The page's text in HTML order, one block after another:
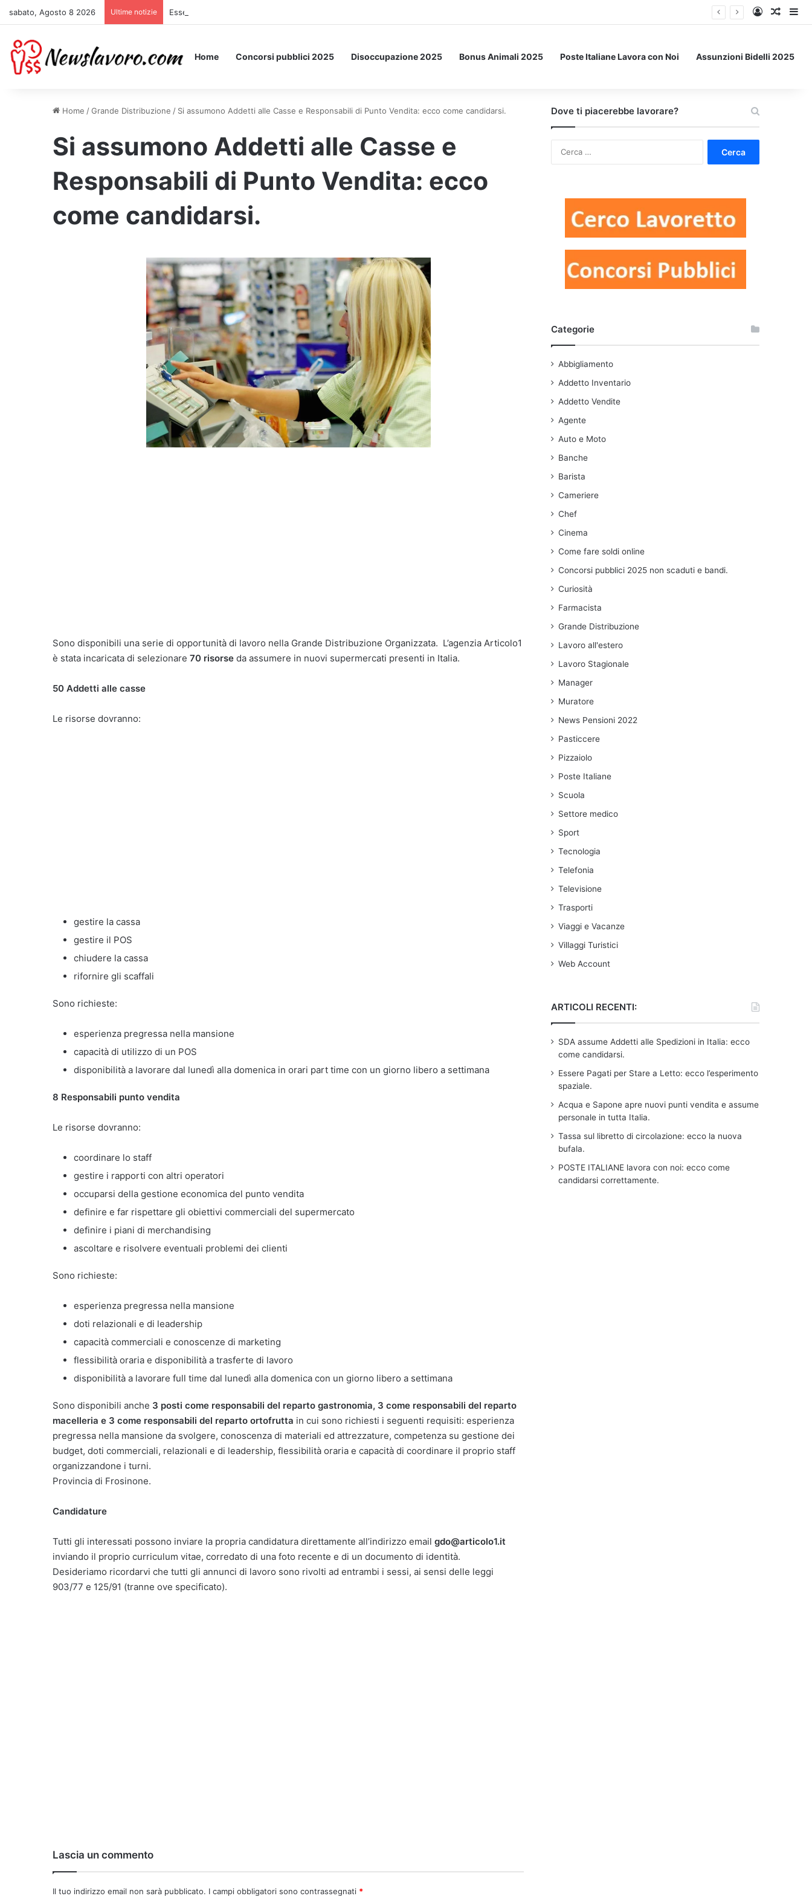
sabato, Agosto 8 2026 Ultime notizie Essere Pagati per Stare a Letto: ecco l’esperimento spaziale. Accedi
Un
Home Concorsi pubblici 2025 Disoccupazione 2025 Bonus Animali 2025 Poste Italiane Lavora con Noi Assunzioni Bidelli 2025
Home /Grande Distribuzione / Si assumono Addetti alle Casse e Responsabili di Punto Vendita: ecco come candidarsi.
Si assumono Addetti alle Casse e
Responsabili di Punto Vendita: ecco
come candidarsi.
Sono disponibili una serie di opportunità di lavoro nella Grande Distribuzione Organizzata. L’agenzia Articolo1
è stata incaricata di selezionare 70 risorse da assumere in nuovi supermercati presenti in Italia.
50 Addetti alle casse
Le risorse dovranno:
gestire la cassa
gestire il POS
chiudere la cassa
rifornire gli scaffali
Sono richieste:
esperienza pregressa nella mansione
capacità di utilizzo di un POS
disponibilità a lavorare dal lunedì alla domenica in orari part time con un giorno libero a settimana
8 Responsabili punto vendita
Le risorse dovranno:
coordinare lo staff
gestire i rapporti con altri operatori
occuparsi della gestione economica del punto vendita
definire e far rispettare gli obiettivi commerciali del supermercato
definire i piani di merchandising
ascoltare e risolvere eventuali problemi dei clienti
Sono richieste:
esperienza pregressa nella mansione
doti relazionali e di leadership
capacità commerciali e conoscenze di marketing
flessibilità oraria e disponibilità a trasferte di lavoro
disponibilità a lavorare full time dal lunedì alla domenica con un giorno libero a settimana
Sono disponibili anche 3 posti come responsabili del reparto gastronomia, 3 come responsabili del reparto
macelleria e 3 come responsabili del reparto ortofrutta in cui sono richiesti i seguenti requisiti: esperienza
pregressa nella mansione da svolgere, conoscenza di materiali ed attrezzature, competenza su gestione dei
budget, doti commerciali, relazionali e di leadership, flessibilità oraria e capacità di coordinare il proprio staff
organizzandone i turni.
Provincia di Frosinone.
Candidature
Tutti gli interessati possono inviare la propria candidatura direttamente all’indirizzo email gdo@articolo1.it
inviando il proprio curriculum vitae, corredato di una foto recente e di un documento di identità.
Desideriamo ricordarvi che tutti gli annunci di lavoro sono rivolti ad entrambi i sessi, ai sensi delle leggi
903/77 e 125/91 (tranne ove specificato).
Lascia un commento
Il tuo indirizzo email non sarà pubblicato. I campi obbligatori sono contrassegnati *
Dove ti piacerebbe lavorare?
Categorie
Abbigliamento
Addetto Inventario
Addetto Vendite
Agente
Auto e Moto
Banche
Barista
Cameriere
Chef
Cinema
Come fare soldi online
Concorsi pubblici 2025 non scaduti e bandi.
Curiosità
Farmacista
Grande Distribuzione
Lavoro all'estero
Lavoro Stagionale
Manager
Muratore
News Pensioni 2022
Pasticcere
Pizzaiolo
Poste Italiane
Scuola
Settore medico
Sport
Tecnologia
Telefonia
Televisione
Trasporti
Viaggi e Vacanze
Villaggi Turistici
Web Account
ARTICOLI RECENTI:
SDA assume Addetti alle Spedizioni in Italia: ecco
come candidarsi.
Essere Pagati per Stare a Letto: ecco l’esperimento
spaziale.
Acqua e Sapone apre nuovi punti vendita e assume
personale in tutta Italia.
Tassa sul libretto di circolazione: ecco la nuova
bufala.
POSTE ITALIANE lavora con noi: ecco come
candidarsi correttamente.